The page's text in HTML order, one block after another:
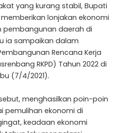
yang kurang stabil, Bupati
memberikan lonjakan ekonomi
pembangunan daerah di
ia sampaikan dalam
Rencana Kerja
RKPD) Tahun 2022 di
(7/4/2021).
menghasilkan poin-poin
pemulihan ekonomi di
keadaan ekonomi